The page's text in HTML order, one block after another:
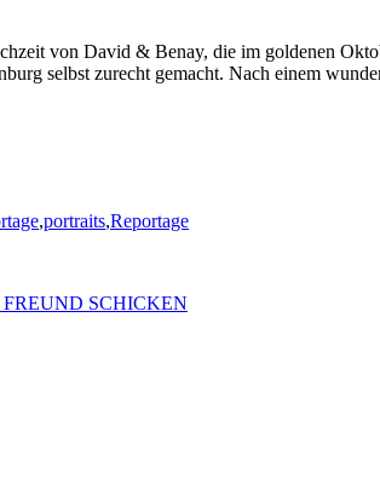
von David & Benay, die im goldenen
selbst zurecht gemacht. Nach einem
,portraits,Reportage
SCHICKEN